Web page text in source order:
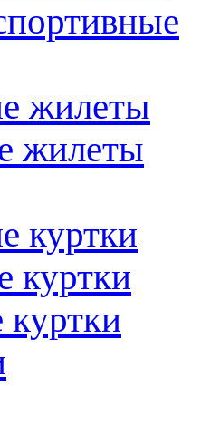
жилеты
жилеты
куртки
куртки
куртки